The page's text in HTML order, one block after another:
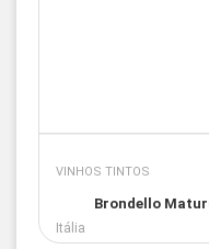
VINHOS TINTOS
Brondello
Itália